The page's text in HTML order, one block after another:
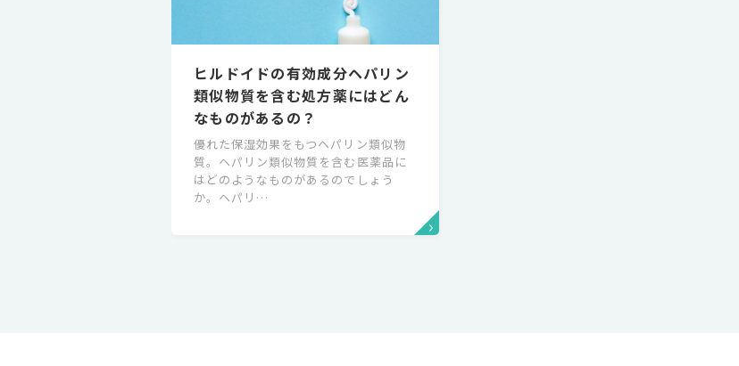
ヒルドイドの有効成分ヘパリン
類似物質を含む処方薬にはどん
なものがあるの？
優れた保湿効果をもつヘパリン類似物
質。ヘパリン類似物質を含む医薬品に
はどのようなものがあるのでしょう
か。ヘパリ…